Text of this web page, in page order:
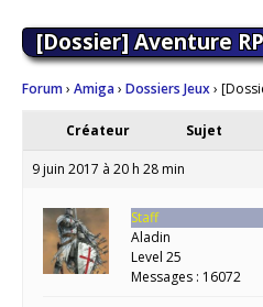
[Dossier] Aventure
Forum› Amiga› Dossiers Jeux›
Créateur Sujet
9 juin 2017 à 20 h 28 min
Staff
Aladin
Level 25
Messages : 16072